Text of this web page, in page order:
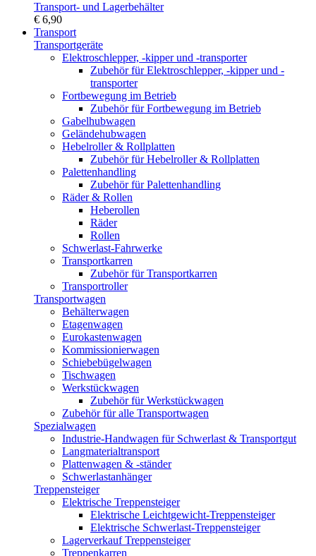
Transport- und Lagerbehälter
€ 6,90
Transport
Transportgeräte
Elektroschlepper, -kipper und -transporter
Zubehör für Elektroschlepper, -kipper und -
transporter
Fortbewegung im Betrieb
Zubehör für Fortbewegung im Betrieb
Gabelhubwagen
Geländehubwagen
Hebelroller & Rollplatten
Zubehör für Hebelroller & Rollplatten
Palettenhandling
Zubehör für Palettenhandling
Räder & Rollen
Heberollen
Räder
Rollen
Schwerlast-Fahrwerke
Transportkarren
Zubehör für Transportkarren
Transportroller
Transportwagen
Behälterwagen
Etagenwagen
Eurokastenwagen
Kommissionierwagen
Schiebebügelwagen
Tischwagen
Werkstückwagen
Zubehör für Werkstückwagen
Zubehör für alle Transportwagen
Spezialwagen
Industrie-Handwagen für Schwerlast & Transportgut
Langmaterialtransport
Plattenwagen & -ständer
Schwerlastanhänger
Treppensteiger
Elektrische Treppensteiger
Elektrische Leichtgewicht-Treppensteiger
Elektrische Schwerlast-Treppensteiger
Lagerverkauf Treppensteiger
Treppenkarren